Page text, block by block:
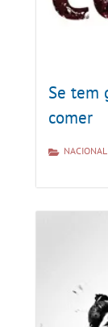
Se tem
comer
NACIONAL